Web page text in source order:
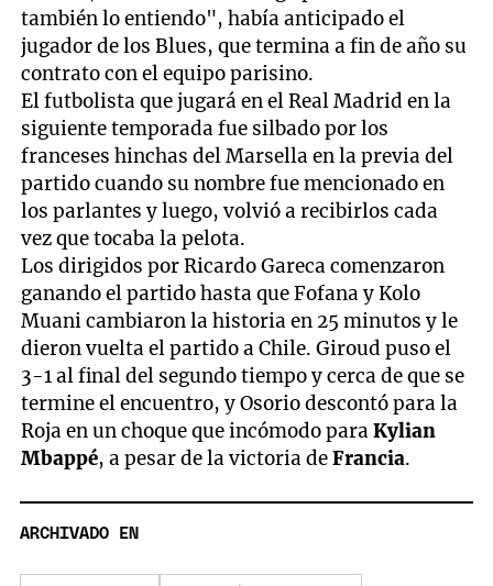
también lo entiendo", había anticipado el
jugador de los Blues, que termina a fin de año su
contrato con el equipo parisino.
El futbolista que jugará en el Real Madrid en la
siguiente temporada fue silbado por los
franceses hinchas del Marsella en la previa del
partido cuando su nombre fue mencionado en
los parlantes y luego, volvió a recibirlos cada
vez que tocaba la pelota.
Los dirigidos por Ricardo Gareca comenzaron
ganando el partido hasta que Fofana y Kolo
Muani cambiaron la historia en 25 minutos y le
dieron vuelta el partido a Chile. Giroud puso el
3-1 al final del segundo tiempo y cerca de que se
termine el encuentro, y Osorio descontó para la
Roja en un choque que incómodo paraKylian
Mbappé, a pesar de la victoria deFrancia.
ARCHIVADO EN